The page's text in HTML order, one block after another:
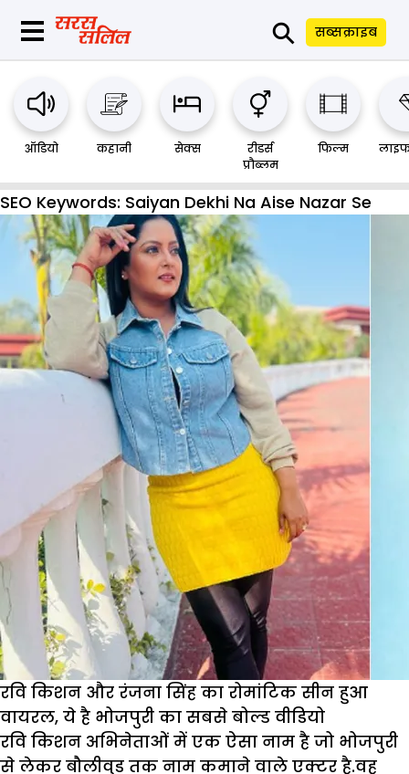
⚲ सब्सक्राइब
ऑडियो कहानी सेक्स
रीडर्स
प्रौब्लम
फिल्म
SEO Keywords: Saiyan Dekhi Na Aise Nazar Se
रवि किशन और रंजना सिंह का रोमांटिक सीन हुआ
वायरल, ये है भोजपुरी का सबसे बोल्ड वीडियो
रवि किशन अभिनेताओं में एक ऐसा नाम है जो भोजपुरी
से लेकर बौलीवुड तक नाम कमाने वाले एक्टर है.वह